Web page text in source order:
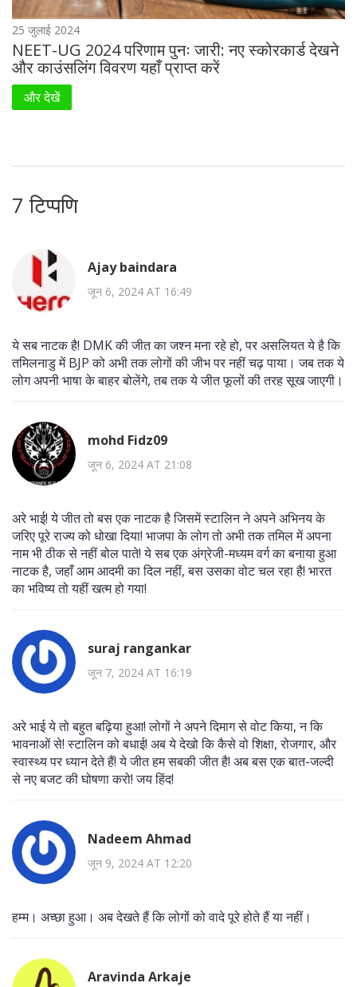
25 जुलाई 2024
NEET-UG 2024 परिणाम पुनः जारी: नए स्कोरकार्ड देखने
और काउंसलिंग विवरण यहाँ प्राप्त करें
और देखें
7 टिप्पणि
Ajay baindara
जून 6, 2024 AT 16:49
ये सब नाटक है! DMK की जीत का जश्न मना रहे हो, पर असलियत ये है कि
तमिलनाडु में BJP को अभी तक लोगों की जीभ पर नहीं चढ़ पाया। जब तक ये
लोग अपनी भाषा के बाहर बोलेंगे, तब तक ये जीत फूलों की तरह सूख जाएगी।
mohd Fidz09
जून 6, 2024 AT 21:08
अरे भाई! ये जीत तो बस एक नाटक है जिसमें स्टालिन ने अपने अभिनय के
जरिए पूरे राज्य को धोखा दिया! भाजपा के लोग तो अभी तक तमिल में अपना
नाम भी ठीक से नहीं बोल पाते! ये सब एक अंग्रेजी-मध्यम वर्ग का बनाया हुआ
नाटक है, जहाँ आम आदमी का दिल नहीं, बस उसका वोट चल रहा है! भारत
का भविष्य तो यहीं खत्म हो गया!
suraj rangankar
जून 7, 2024 AT 16:19
अरे भाई ये तो बहुत बढ़िया हुआ! लोगों ने अपने दिमाग से वोट किया, न कि
भावनाओं से! स्टालिन को बधाई! अब ये देखो कि कैसे वो शिक्षा, रोजगार, और
स्वास्थ्य पर ध्यान देते हैं! ये जीत हम सबकी जीत है! अब बस एक बात-जल्दी
से नए बजट की घोषणा करो! जय हिंद!
Nadeem Ahmad
जून 9, 2024 AT 12:20
हम्म। अच्छा हुआ। अब देखते हैं कि लोगों को वादे पूरे होते हैं या नहीं।
Aravinda Arkaje